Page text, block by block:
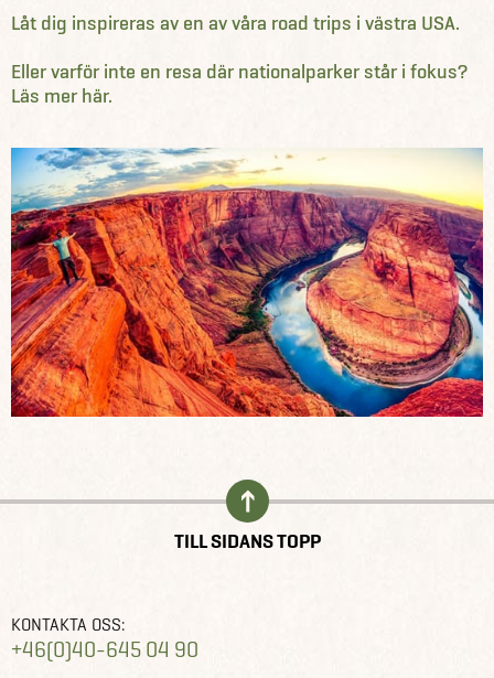
Låt dig inspireras av en av våra road trips i västra USA.
Eller varför inte en resa där nationalparker står i fokus?
Läs mer här.
TILL SIDANS TOPP
KONTAKTA OSS:
+46(0)40-645 04 90